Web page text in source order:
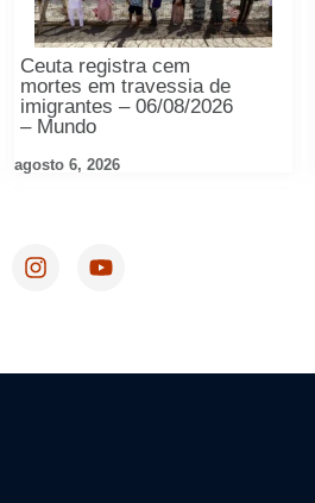
Ceuta registra cem
mortes em travessia de
imigrantes – 06/08/2026
– Mundo
agosto 6, 2026